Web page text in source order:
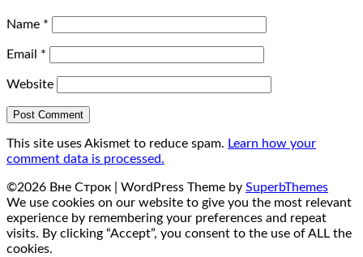
Name *
Email *
Website
This site uses Akismet to reduce spam. Learn how your
comment data is processed.
©2026 Вне Строк | WordPress Theme by SuperbThemes
We use cookies on our website to give you the most relevant
experience by remembering your preferences and repeat
visits. By clicking “Accept”, you consent to the use of ALL the
cookies.